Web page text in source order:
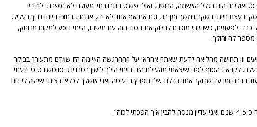
ואולי זה היה בגלל האשמה, הבושה, ואולי פשוט התבגרתי. מעולם לא סיפרתי לידידיי
ובעצם חייתי בשקר במשך זמן רב, וגם אם אף אחד לא ידע את זה, בתוכי הייתי נבוך בעליל.
כבד. לפעמים, כשהייתי מוכרח לחלוק את הסוד הזה עם מישהו, הייתי נוסע למקום מרוחק,
מספר לה והולך.
וזו תחושה מחליאה לדעת שאתה אחראי על הההרגשה האיומה הזו שאדם מתעורר בבוקר
לקראת הסוף לפני שיצאתי מהעולם הזה הייתי הולך לישון בטרנינג וסווטשירט כי ידעתי
הרבה זמן עד שבוקר אחד הדלת שלי תפרץ בבעיטה ואני אושלך לכלא. רציתי שיהיה לי נוח
לכזה".